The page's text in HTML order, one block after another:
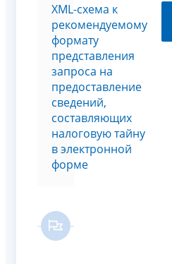
XML-схема к
рекомендуемому
формату
представления
запроса на
предоставление
сведений,
составляющих
налоговую тайну
в электронной
форме